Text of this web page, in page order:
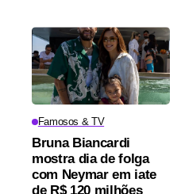
Famosos & TV
Bruna Biancardi
mostra dia de folga
com Neymar em iate
de R$ 120 milhões